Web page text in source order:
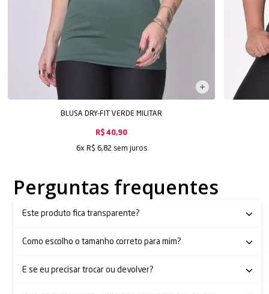
BLUSA DRY-FIT VERDE MILITAR
R$ 40,90
6x R$ 6,82 sem juros
Perguntas frequentes
Este produto fica transparente?
Como escolho o tamanho correto para mim?
E se eu precisar trocar ou devolver?